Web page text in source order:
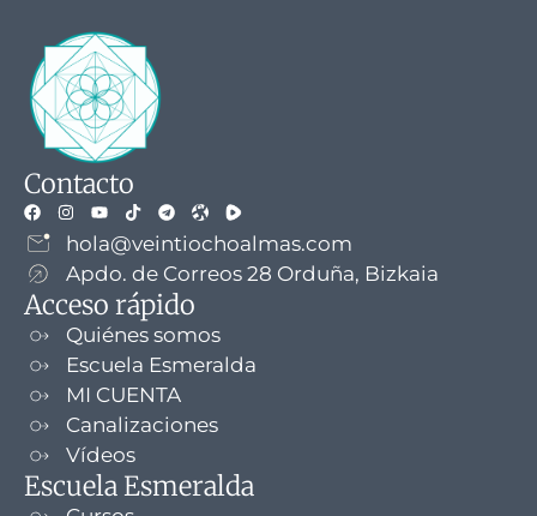
Contacto
hola@veintiochoalmas.com
Apdo. de Correos 28 Orduña, Bizkaia
Acceso rápido
Quiénes somos
Escuela Esmeralda
MI CUENTA
Canalizaciones
Vídeos
Escuela Esmeralda